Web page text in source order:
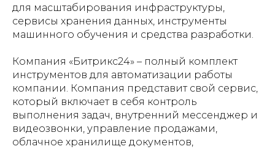
для масштабирования инфраструктуры,
сервисы хранения данных, инструменты
машинного обучения и средства разработки.
Компания «Битрикс24» – полный комплект
инструментов для автоматизации работы
компании. Компания представит свой сервис,
который включает в себя контроль
выполнения задач, внутренний мессенджер и
видеозвонки, управление продажами,
облачное хранилище документов,